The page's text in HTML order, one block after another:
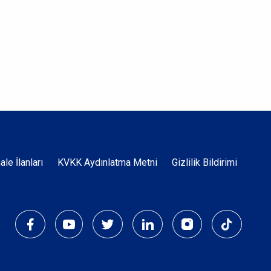
İlanları KVKK Aydınlatma Metni Gizlilik Bildirimi